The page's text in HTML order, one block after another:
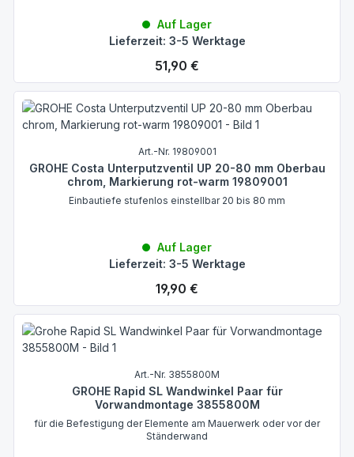
Auf Lager
Lieferzeit: 3-5 Werktage
Regulärer Preis:
51,90 €
Art.-Nr. 19809001
GROHE Costa Unterputzventil UP 20-80 mm Oberbau
chrom, Markierung rot-warm 19809001
Einbautiefe stufenlos einstellbar 20 bis 80 mm
Auf Lager
Lieferzeit: 3-5 Werktage
Regulärer Preis:
19,90 €
Art.-Nr. 3855800M
GROHE Rapid SL Wandwinkel Paar für
Vorwandmontage 3855800M
für die Befestigung der Elemente am Mauerwerk oder vor der
Ständerwand